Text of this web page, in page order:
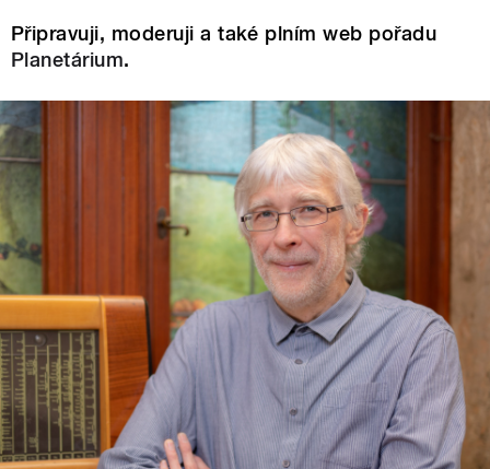
Připravuji, moderuji a také plním web pořadu
Planetárium.